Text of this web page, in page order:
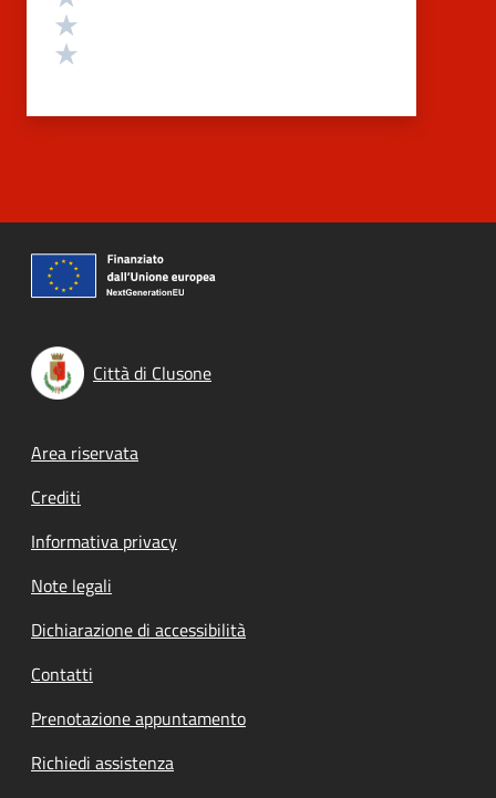
Città di Clusone
Footer menu
Area riservata
Crediti
Informativa privacy
Note legali
Dichiarazione di accessibilità
Contatti
Prenotazione appuntamento
Richiedi assistenza